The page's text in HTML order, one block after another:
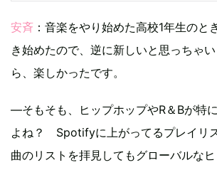
安斉 ：音楽をやり始めた高校1年生のと
き始めたので、逆に新しいと思っちゃ
ら、楽しかったです。
―そもそも、ヒップホップやR＆Bが特
よね？ Spotifyに上がってるプレイリ
曲のリストを拝見してもグローバルな